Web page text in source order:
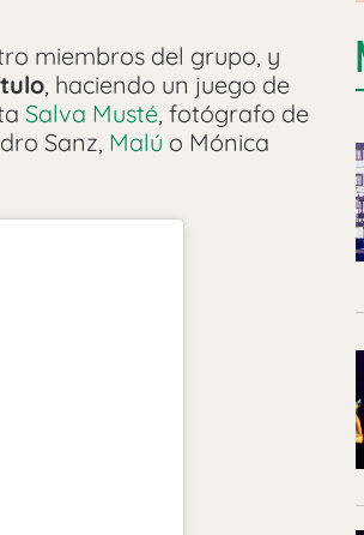
miembros del grupo, y
, haciendo un juego de
Salva Musté, fotógrafo de
Sanz, Malú o Mónica